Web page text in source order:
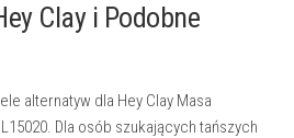
Clay i Podobne
alternatyw dla Hey Clay Masa
. Dla osób szukających tańszych